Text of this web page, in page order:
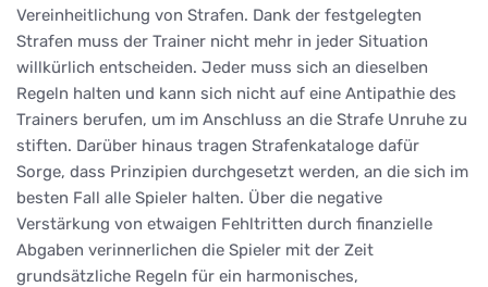
Vereinheitlichung von Strafen. Dank der festgelegten
Strafen muss der Trainer nicht mehr in jeder Situation
willkürlich entscheiden. Jeder muss sich an dieselben
Regeln halten und kann sich nicht auf eine Antipathie des
Trainers berufen, um im Anschluss an die Strafe Unruhe zu
stiften. Darüber hinaus tragen Strafenkataloge dafür
Sorge, dass Prinzipien durchgesetzt werden, an die sich im
besten Fall alle Spieler halten. Über die negative
Verstärkung von etwaigen Fehltritten durch finanzielle
Abgaben verinnerlichen die Spieler mit der Zeit
grundsätzliche Regeln für ein harmonisches,